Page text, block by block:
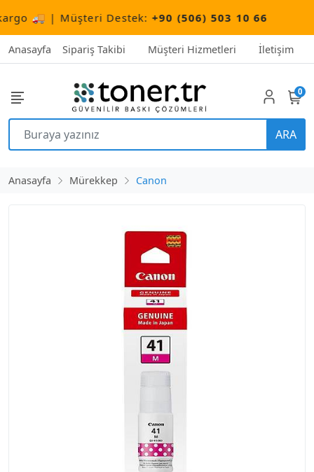
🚚 | Müşteri Destek:+90 (506) 503 10 66
Anasayfa Sipariş Takibi Müşteri Hizmetleri İletişim
ARA
0
Anasayfa Mürekkep Canon